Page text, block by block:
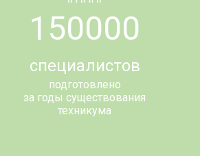
150000
специалистов
подготовлено
за годы существования
техникума